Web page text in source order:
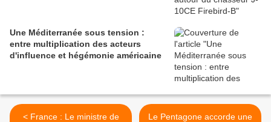
Une Méditerranée sous tension :
entre multiplication des acteurs
d'influence et hégémonie américaine
< France : Le ministre de
Le Pentagone accorde une